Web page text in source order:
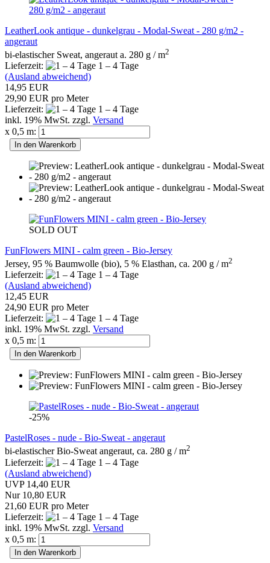
LeatherLook antique - dunkelgrau - Modal-Sweat - 280 g/m2 -
angeraut
bi-elastischer Sweat, angeraut a. 280 g / m2
Lieferzeit:
1 – 4 Tage
(Ausland abweichend)
14,95 EUR
29,90 EUR pro Meter
Lieferzeit:
1 – 4 Tage
inkl. 19% MwSt. zzgl. Versand
x 0,5 m:
In den Warenkorb
SOLD OUT
FunFlowers MINI - calm green - Bio-Jersey
Jersey, 95 % Baumwolle (bio), 5 % Elasthan, ca. 200 g / m2
Lieferzeit:
1 – 4 Tage
(Ausland abweichend)
12,45 EUR
24,90 EUR pro Meter
Lieferzeit:
1 – 4 Tage
inkl. 19% MwSt. zzgl. Versand
x 0,5 m:
In den Warenkorb
-25%
PastelRoses - nude - Bio-Sweat - angeraut
bi-elastischer Bio-Sweat angeraut, ca. 280 g / m2
Lieferzeit:
1 – 4 Tage
(Ausland abweichend)
UVP 14,40 EUR
Nur 10,80 EUR
21,60 EUR pro Meter
Lieferzeit:
1 – 4 Tage
inkl. 19% MwSt. zzgl. Versand
x 0,5 m:
In den Warenkorb